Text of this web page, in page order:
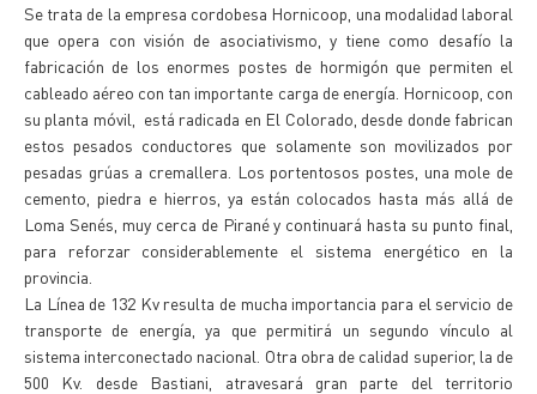
Se trata de la empresa cordobesa Hornicoop, una modalidad laboral
que opera con visión de asociativismo, y tiene como desafío la
fabricación de los enormes postes de hormigón que permiten el
cableado aéreo con tan importante carga de energía. Hornicoop, con
su planta móvil, está radicada en El Colorado, desde donde fabrican
estos pesados conductores que solamente son movilizados por
pesadas grúas a cremallera. Los portentosos postes, una mole de
cemento, piedra e hierros, ya están colocados hasta más allá de
Loma Senés, muy cerca de Pirané y continuará hasta su punto final,
para reforzar considerablemente el sistema energético en la
provincia.
La Línea de 132 Kv resulta de mucha importancia para el servicio de
transporte de energía, ya que permitirá un segundo vínculo al
sistema interconectado nacional. Otra obra de calidad superior, la de
500 Kv. desde Bastiani, atravesará gran parte del territorio